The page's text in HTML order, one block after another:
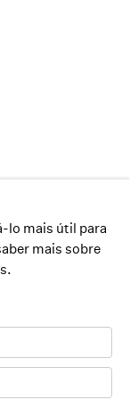
lo mais útil para
mais sobre